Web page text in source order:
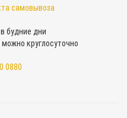
самовывоза
будние дни
круглосуточно
0880